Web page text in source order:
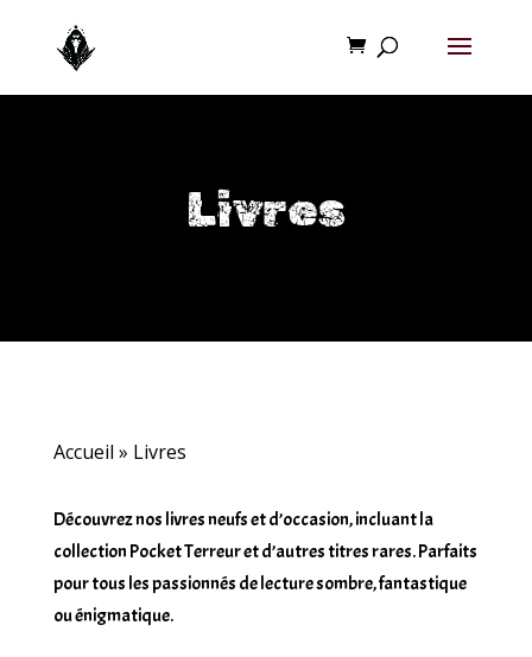
Livres
Accueil » Livres
Découvrez nos livres neufs et d’occasion, incluant la
collection Pocket Terreur et d’autres titres rares. Parfaits
pour tous les passionnés de lecture sombre, fantastique
ou énigmatique.